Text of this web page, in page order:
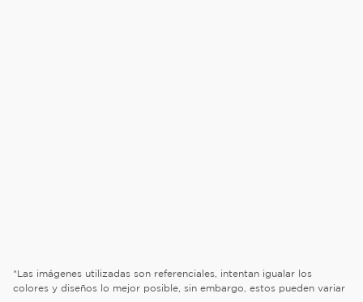
*Las imágenes utilizadas son referenciales, intentan igualar los
colores y diseños lo mejor posible, sin embargo, estos pueden variar